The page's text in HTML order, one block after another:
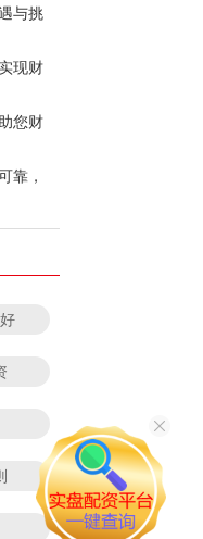
与挑
现财
您财
靠，